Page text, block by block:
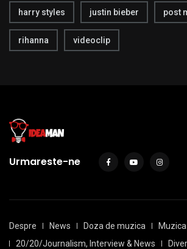
harry styles justin bieber post
rihanna videoclip
Urmareste-ne
Despre News Doza de muzica
Muzica
20/20/Journalism, Interview & News